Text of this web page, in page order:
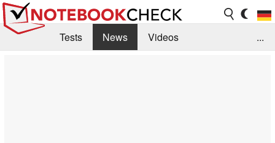
Tests News
Videos
...